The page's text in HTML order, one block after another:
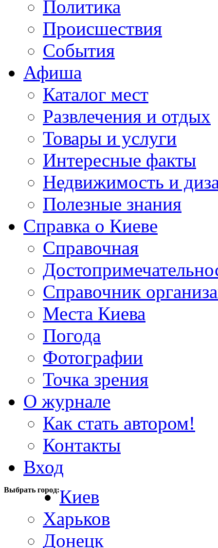
Политика
Происшествия
События
Афиша
Каталог мест
Развлечения и отдых
Товары и услуги
Интересные факты
Недвижимость и
Полезные знания
Справка о Киеве
Справочная
Справочник
Места Киева
Погода
Фотографии
Точка зрения
О журнале
Как стать автором!
Контакты
Вход
Выбрать город:Киев
Харьков
Донецк